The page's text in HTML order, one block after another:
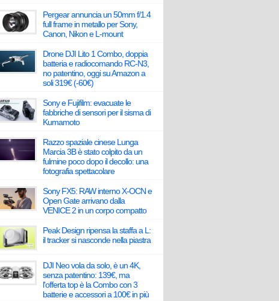
Pergear annuncia un 50mm f/1.4
full frame in metallo per Sony,
Canon, Nikon e L-mount
Drone DJI Lito 1 Combo, doppia
batteria e radiocomando RC-N3,
no patentino, oggi su Amazon a
soli 319€ (-60€)
Sony e Fujifilm: evacuate le
fabbriche di sensori per il sisma di
Kumamoto
Razzo spaziale cinese Lunga
Marcia 3B è stato colpito da un
fulmine poco dopo il decollo: una
fotografia spettacolare
Sony FX5: RAW interno X-OCN e
Open Gate arrivano dalla
VENICE 2 in un corpo compatto
Peak Design ripensa la staffa a L:
il tracker si nasconde nella piastra
DJI Neo vola da solo, è un 4K,
senza patentino: 139€, ma
l'offerta top è la Combo con 3
batterie e accessori a 100€ in più